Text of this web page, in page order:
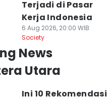
Terjadi di Pasar
Kerja Indonesia
6 Aug 2026, 20:00 WIB
Society
News
Utara
Ini 10 Rekomendasi